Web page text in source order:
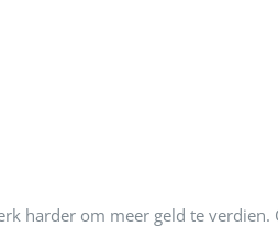
harder om meer geld te verdien.